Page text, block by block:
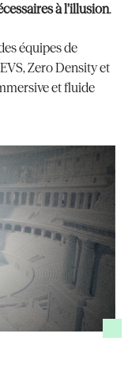
à l’illusion.
équipes de
Zero Density et
et fluide